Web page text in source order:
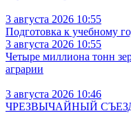
3 августа 2026 10:55
Подготовка к учебному
3 августа 2026 10:55
Четыре миллиона тонн
аграрии
3 августа 2026 10:46
ЧРЕЗВЫЧАЙНЫЙ